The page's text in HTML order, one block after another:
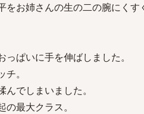
をお姉さんの生の二の腕にく
っぱいに手を伸ばしました。
。
でしまいました。
の最大クラス。